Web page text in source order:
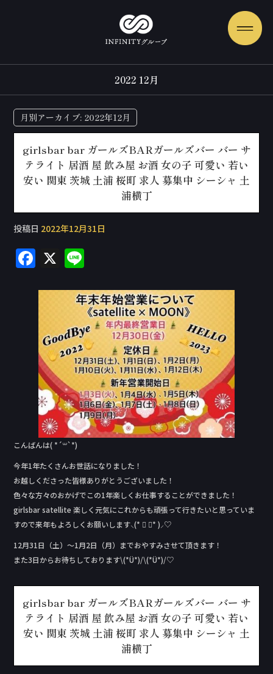
2022 12月
月別アーカイブ: 2022年12月
girlsbar bar ガールズBARガールズバー バー サ
テライト 居酒 屋 飲み屋 お酒 女の子 可愛い 若い
安い 関東 茨城 土浦 桜町 求人 募集中 シーシャ 土
浦横丁
投稿日 2022年12月31日
F
c
b
o
o
k
X
e
こんばんは( *´꒳`*)
今年1年たくさんお世話になりました！
お越しくださった皆様ありがとうございました！
色々な方々のおかげでこの1年楽しくお仕事することができました！
girlsbar satellite 楽しく元気にこれからも頑張って行きたいと思っていま
すので来年もよろしくお願いします⸜(* ॑ ॑* )⸝♡
12月31日（土）〜1月2日（月）までおやすみさせて頂きます！
また3日からお待ちしております\(*Ü*)/\(*Ü*)/♡
girlsbar bar ガールズBARガールズバー バー サ
テライト 居酒 屋 飲み屋 お酒 女の子 可愛い 若い
安い 関東 茨城 土浦 桜町 求人 募集中 シーシャ 土
浦横丁